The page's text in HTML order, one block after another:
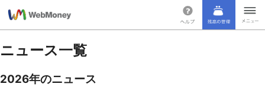
ニュース一覧
2026年のニュース